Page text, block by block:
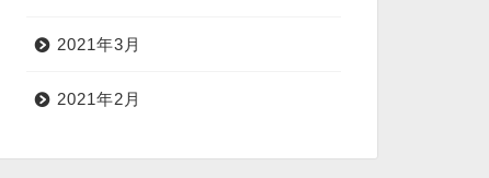
2021年3月
2021年2月